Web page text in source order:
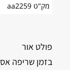
מק"ט aa2259
פולט אור
בזמן שריפה